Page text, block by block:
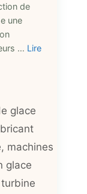
de
une
… Lire
glace
, machines
glace